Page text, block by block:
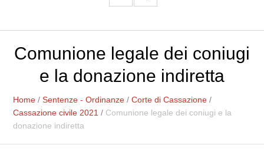
Comunione legale dei coniugi
e la donazione indiretta
Home /Sentenze - Ordinanze /Corte di Cassazione /
Cassazione civile 2021 / Comunione legale dei coniugi e la
donazione indiretta